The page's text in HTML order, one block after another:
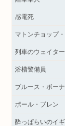
感電死
マトンチョップ
列車のウェイター
浴槽警備員
ブルース・ボー
ポール・ブレン
酔っぱらいのイ